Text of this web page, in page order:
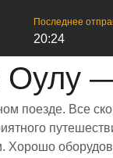
Последнее
20:24
Оулу
поезде. Все